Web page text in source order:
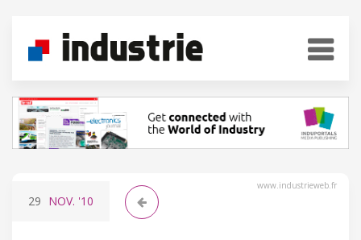
www.industrieweb.fr
29 NOV. '10